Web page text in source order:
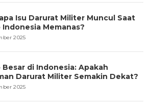
Isu Darurat Militer Muncul Saat
Indonesia Memanas?
2025
Besar di Indonesia: Apakah
Darurat Militer Semakin Dekat?
2025